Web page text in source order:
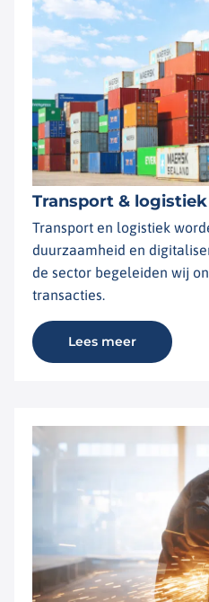
Transport & logistiek
Transport en logistiek
duurzaamheid en
de sector begeleiden wij
transacties.
Lees meer